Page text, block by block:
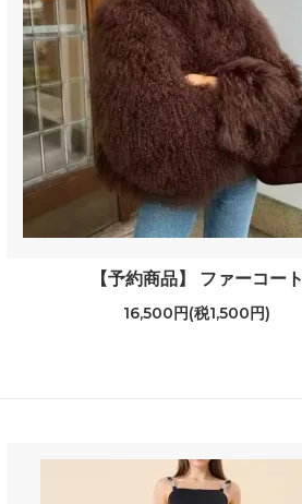
【予約商品】 ファーコート
16,500円(税1,500円)